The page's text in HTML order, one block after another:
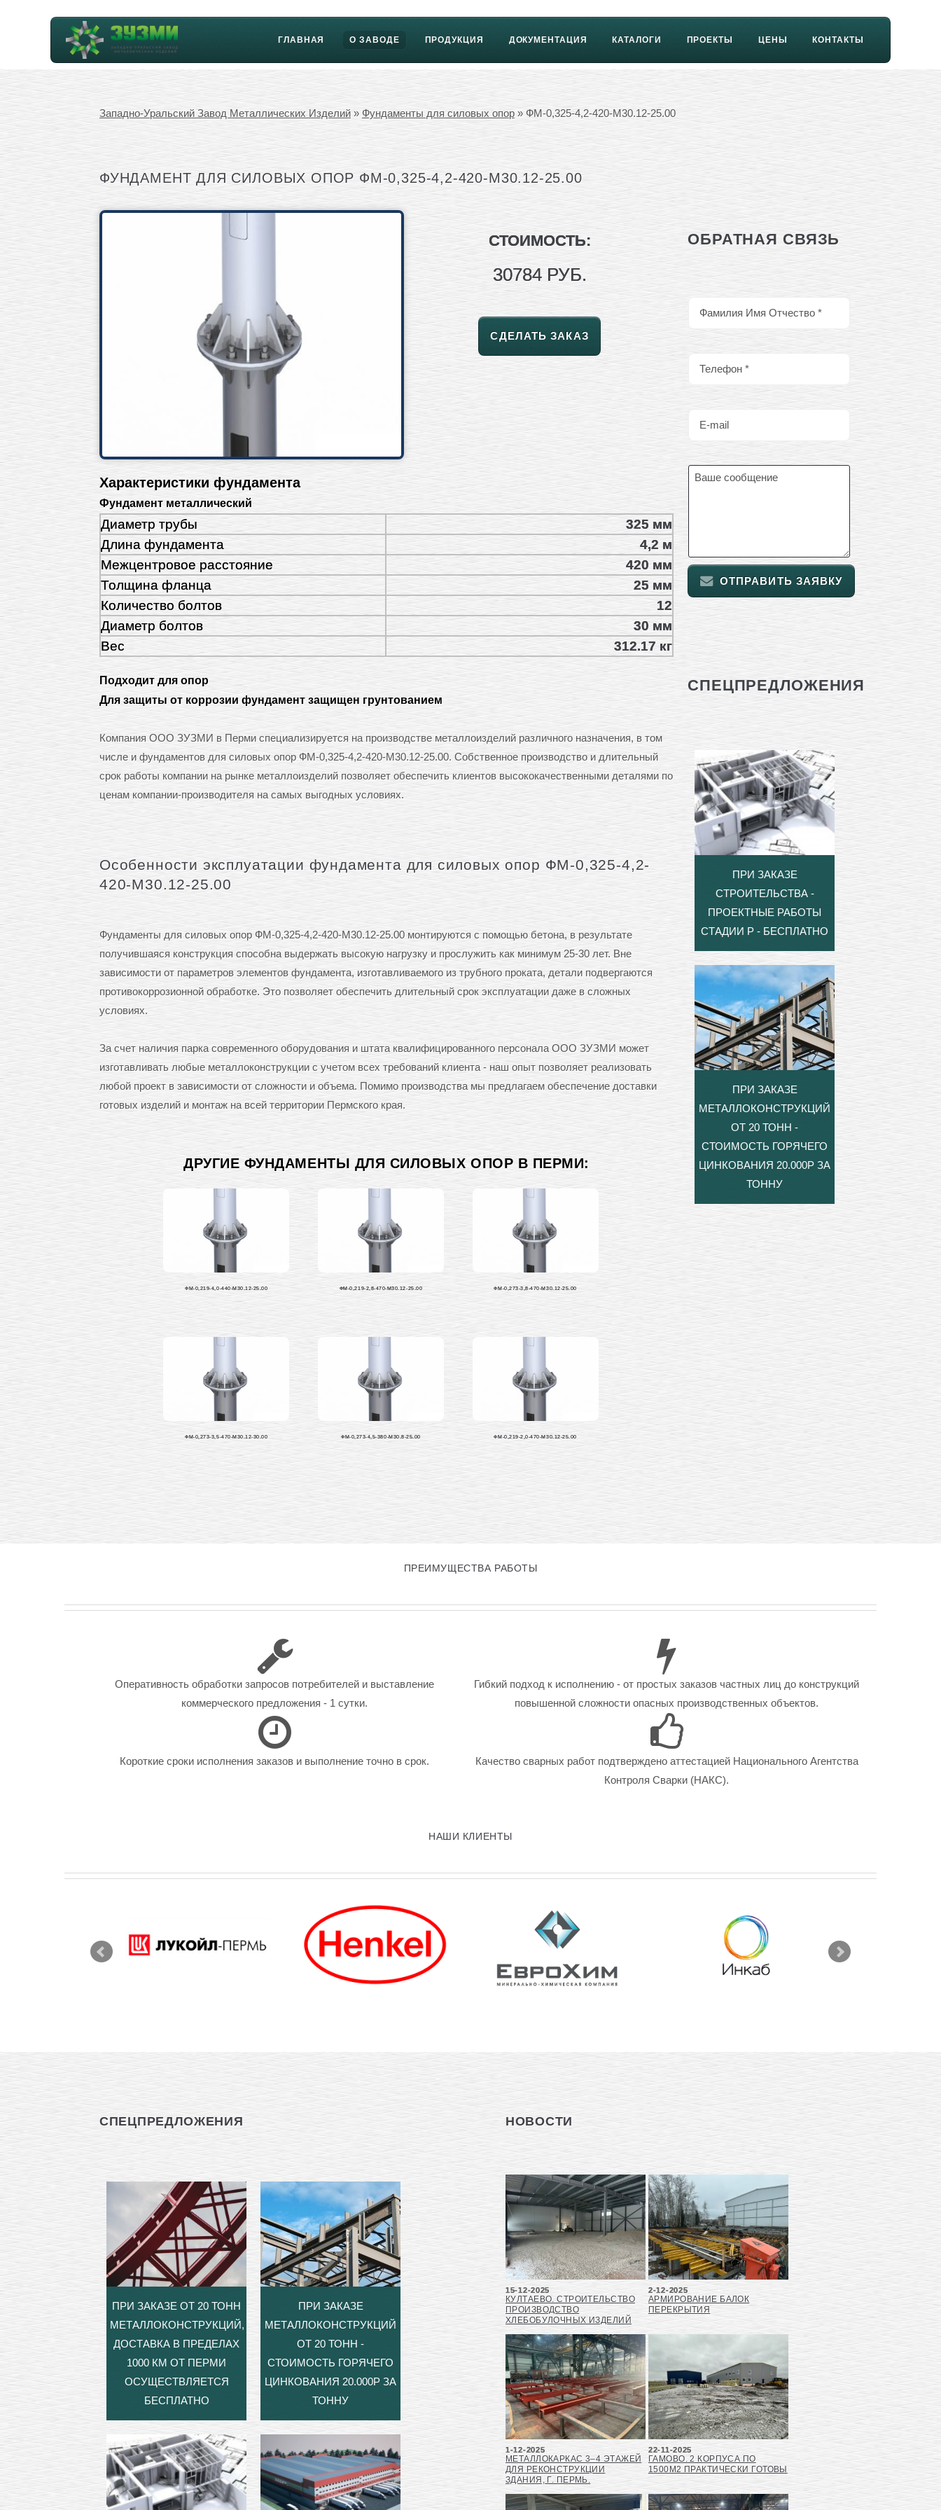
ГЛАВНАЯ О ЗАВОДЕ ПРОДУКЦИЯ ДОКУМЕНТАЦИЯ КАТАЛОГИ ПРОЕКТЫ ЦЕНЫ КОНТАКТЫ
Западно-Уральский Завод Металлических Изделий » Фундаменты для силовых опор » ФМ-0,325-4,2-420-М30.12-25.00
ФУНДАМЕНТ ДЛЯ СИЛОВЫХ ОПОР ФМ-0,325-4,2-420-М30.12-25.00
СТОИМОСТЬ:
30784 РУБ.
СДЕЛАТЬ ЗАКАЗ
Характеристики фундамента
Фундамент металлический
Диаметр трубы
325 мм
Длина фундамента
4,2 м
Межцентровое расстояние
420 мм
Толщина фланца
25 мм
Количество болтов
12
Диаметр болтов
30 мм
Вес
312.17 кг
Подходит для опор
Для защиты от коррозии фундамент защищен грунтованием
Компания ООО ЗУЗМИ в Перми специализируется на производстве металлоизделий различного назначения, в том
числе и фундаментов для силовых опор ФМ-0,325-4,2-420-М30.12-25.00. Собственное производство и длительный
срок работы компании на рынке металлоизделий позволяет обеспечить клиентов высококачественными деталями по
ценам компании-производителя на самых выгодных условиях.
Особенности эксплуатации фундамента для силовых опор ФМ-0,325-4,2-
420-М30.12-25.00
Фундаменты для силовых опор ФМ-0,325-4,2-420-М30.12-25.00 монтируются с помощью бетона, в результате
получившаяся конструкция способна выдержать высокую нагрузку и прослужить как минимум 25-30 лет. Вне
зависимости от параметров элементов фундамента, изготавливаемого из трубного проката, детали подвергаются
противокоррозионной обработке. Это позволяет обеспечить длительный срок эксплуатации даже в сложных
условиях.
За счет наличия парка современного оборудования и штата квалифицированного персонала ООО ЗУЗМИ может
изготавливать любые металлоконструкции с учетом всех требований клиента - наш опыт позволяет реализовать
любой проект в зависимости от сложности и объема. Помимо производства мы предлагаем обеспечение доставки
готовых изделий и монтаж на всей территории Пермского края.
ДРУГИЕ ФУНДАМЕНТЫ ДЛЯ СИЛОВЫХ ОПОР В ПЕРМИ:
ФМ-0,219-4,0-440-М30.12-25.00 ФМ-0,219-2,8-470-М30.12-25.00 ФМ-0,273-3,8-470-М30.12-25.00
ФМ-0,273-3,5-470-М30.12-30.00 ФМ-0,273-4,5-380-М30.8-25.00 ФМ-0,219-2,0-470-М30.12-25.00
ОБРАТНАЯ СВЯЗЬ
ОТПРАВИТЬ ЗАЯВКУ
СПЕЦПРЕДЛОЖЕНИЯ
ПРИ ЗАКАЗЕ
СТРОИТЕЛЬСТВА -
ПРОЕКТНЫЕ РАБОТЫ
СТАДИИ Р - БЕСПЛАТНО
ПРИ ЗАКАЗЕ
МЕТАЛЛОКОНСТРУКЦИЙ
ОТ 20 ТОНН -
СТОИМОСТЬ ГОРЯЧЕГО
ЦИНКОВАНИЯ 20.000Р ЗА
ТОННУ
ПРЕИМУЩЕСТВА РАБОТЫ
Оперативность обработки запросов потребителей и выставление
коммерческого предложения - 1 сутки.
Гибкий подход к исполнению - от простых заказов частных лиц до конструкций
повышенной сложности опасных производственных объектов.
Короткие сроки исполнения заказов и выполнение точно в срок.
Качество сварных работ подтверждено аттестацией Национального Агентства
Контроля Сварки (НАКС).
НАШИ КЛИЕНТЫ
СПЕЦПРЕДЛОЖЕНИЯ
ПРИ ЗАКАЗЕ ОТ 20 ТОНН
МЕТАЛЛОКОНСТРУКЦИЙ,
ДОСТАВКА В ПРЕДЕЛАХ
1000 КМ ОТ ПЕРМИ
ОСУЩЕСТВЛЯЕТСЯ
БЕСПЛАТНО
ПРИ ЗАКАЗЕ
МЕТАЛЛОКОНСТРУКЦИЙ
ОТ 20 ТОНН -
СТОИМОСТЬ ГОРЯЧЕГО
ЦИНКОВАНИЯ 20.000Р ЗА
ТОННУ
НОВОСТИ
15-12-2025
КУЛТАЕВО. СТРОИТЕЛЬСТВО
ПРОИЗВОДСТВО
ХЛЕБОБУЛОЧНЫХ ИЗДЕЛИЙ
2-12-2025
АРМИРОВАНИЕ БАЛОК
ПЕРЕКРЫТИЯ
1-12-2025
МЕТАЛЛОКАРКАС 3–4 ЭТАЖЕЙ
ДЛЯ РЕКОНСТРУКЦИИ
ЗДАНИЯ, Г. ПЕРМЬ.
22-11-2025
ГАМОВО. 2 КОРПУСА ПО
1500М2 ПРАКТИЧЕСКИ ГОТОВЫ